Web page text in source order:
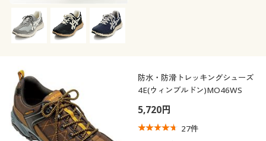
防水・防滑トレッキングシューズ
4E(ウィンブルドン)MO46WS
5,720円
27件